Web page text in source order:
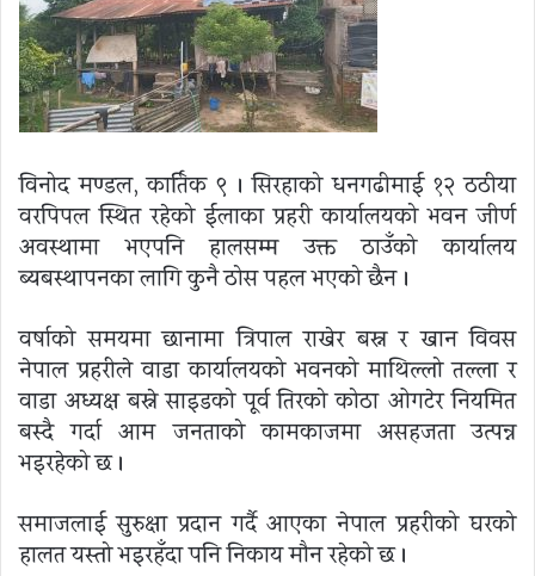
विनोद मण्डल, कार्तिक ९ । सिरहाको धनगढीमाई १२ ठठीया
वरपिपल स्थित रहेको ईलाका प्रहरी कार्यालयको भवन जीर्ण
अवस्थामा भएपनि हालसम्म उक्त ठाउँको कार्यालय
ब्यबस्थापनका लागि कुनै ठोस पहल भएको छैन ।
वर्षाको समयमा छानामा त्रिपाल राखेर बस्न र खान विवस
नेपाल प्रहरीले वाडा कार्यालयको भवनको माथिल्लो तल्ला र
वाडा अध्यक्ष बस्ने साइडको पूर्व तिरको कोठा ओगटेर नियमित
बस्दै गर्दा आम जनताको कामकाजमा असहजता उत्पन्न
भइरहेको छ ।
समाजलाई सुरुक्षा प्रदान गर्दै आएका नेपाल प्रहरीको घरको
हालत यस्तो भइरहँदा पनि निकाय मौन रहेको छ ।